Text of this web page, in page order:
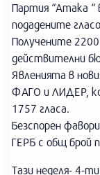
Партия “Атака “
подадените
Получените
действителни
Явленията в
ФАГО и ЛИДЕР,
1757 гласа.
Безспорен
ГЕРБ с общ брой
Тази неделя- 4-